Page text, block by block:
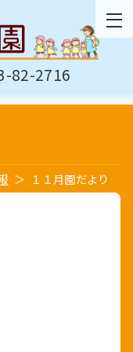
82-2716
１１月園だより